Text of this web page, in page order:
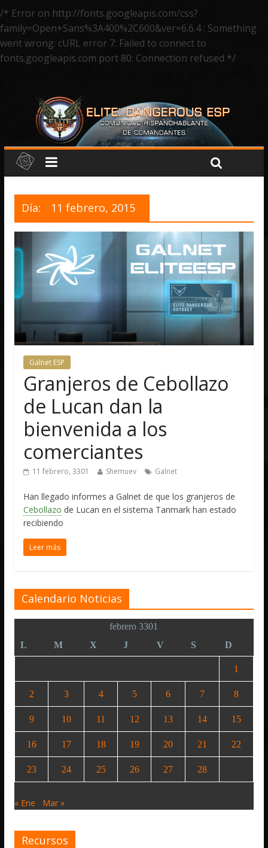
/* Error on http://fonts.googleapis.com/css?
family=Open+Sans%3A400%2C600&ver=6.6.4 : Something
went wrong: cURL error 7: Failed to connect to
fonts.googleapis.com port 80: Connection refused */
Día: 11 febrero, 2015
Galnet ESP
Granjeros de Cebollazo
de Lucan dan la
bienvenida a los
comerciantes
11 febrero, 3301 Shemuev Galnet
Han llegado informes a Galnet de que los granjeros de
Cebollazo de Lucan en el sistema Tanmark han estado
recibiendo
Leer más
Calendario Noticias
febrero 3301
L
M X J V S D
1
2 3 4 5 6 7 8
9 10 11 12 13 14 15
16 17 18 19 20 21 22
23 24 25 26 27 28
« Ene Mar »
Recursos